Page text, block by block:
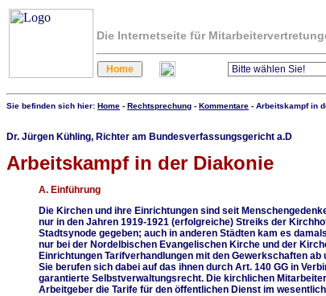
Die Internetseite für
Sie befinden sich hier: Home - Rechtsprechung - Kommentare - Arbeitskampf in
Dr. Jürgen Kühling, Richter am Bundesverfassungsgericht a.D
Arbeitskampf in der Diakonie
A. Einführung
Die Kirchen und ihre Einrichtungen sind seit
nur in den Jahren 1919-1921 (erfolgreiche) Streiks der
Stadtsynode gegeben; auch in anderen Städten kam es
nur bei der Nordelbischen Evangelischen Kirche und der
Einrichtungen Tarifverhandlungen mit den Gewerkschaften
Sie berufen sich dabei auf das ihnen durch Art. 140 GG in
garantierte Selbstverwaltungsrecht. Die kirchlichen
Arbeitgeber die Tarife für den öffentlichen Dienst im